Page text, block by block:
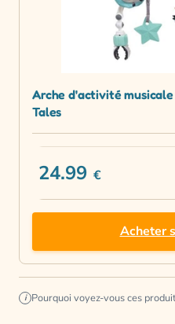
Arche d'activité
Tales
24.99 €
Acheter
i Pourquoi voyez-vous ces